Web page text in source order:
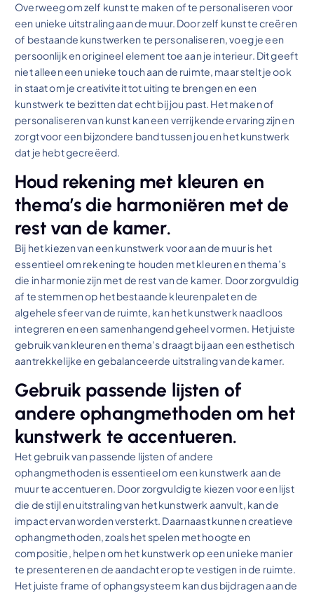
Overweeg om zelf kunst te maken of te personaliseren voor
een unieke uitstraling aan de muur. Door zelf kunst te creëren
of bestaande kunstwerken te personaliseren, voeg je een
persoonlijk en origineel element toe aan je interieur. Dit geeft
niet alleen een unieke touch aan de ruimte, maar stelt je ook
in staat om je creativiteit tot uiting te brengen en een
kunstwerk te bezitten dat echt bij jou past. Het maken of
personaliseren van kunst kan een verrijkende ervaring zijn en
zorgt voor een bijzondere band tussen jou en het kunstwerk
dat je hebt gecreëerd.
Houd rekening met kleuren en
thema’s die harmoniëren met de
rest van de kamer.
Bij het kiezen van een kunstwerk voor aan de muur is het
essentieel om rekening te houden met kleuren en thema’s
die in harmonie zijn met de rest van de kamer. Door zorgvuldig
af te stemmen op het bestaande kleurenpalet en de
algehele sfeer van de ruimte, kan het kunstwerk naadloos
integreren en een samenhangend geheel vormen. Het juiste
gebruik van kleuren en thema’s draagt bij aan een esthetisch
aantrekkelijke en gebalanceerde uitstraling van de kamer.
Gebruik passende lijsten of
andere ophangmethoden om het
kunstwerk te accentueren.
Het gebruik van passende lijsten of andere
ophangmethoden is essentieel om een kunstwerk aan de
muur te accentueren. Door zorgvuldig te kiezen voor een lijst
die de stijl en uitstraling van het kunstwerk aanvult, kan de
impact ervan worden versterkt. Daarnaast kunnen creatieve
ophangmethoden, zoals het spelen met hoogte en
compositie, helpen om het kunstwerk op een unieke manier
te presenteren en de aandacht erop te vestigen in de ruimte.
Het juiste frame of ophangsysteem kan dus bijdragen aan de